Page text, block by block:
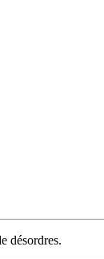
désordres.